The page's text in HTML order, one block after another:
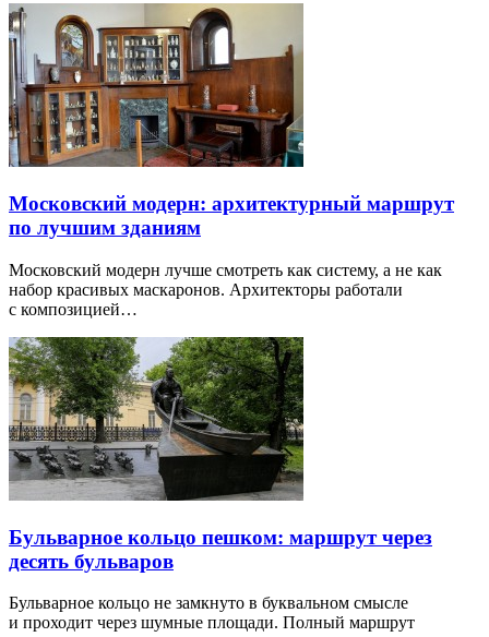
Московский модерн: архитектурный маршрут
по лучшим зданиям
Московский модерн лучше смотреть как систему, а не как
набор красивых маскаронов. Архитекторы работали
с композицией…
Бульварное кольцо пешком: маршрут через
десять бульваров
Бульварное кольцо не замкнуто в буквальном смысле
и проходит через шумные площади. Полный маршрут